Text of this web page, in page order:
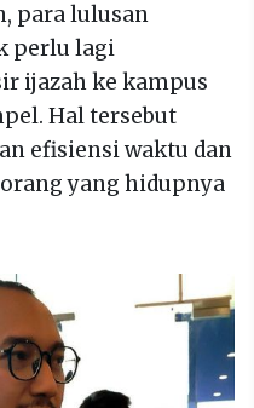
para lulusan
perlu lagi
ijazah ke kampus
Hal tersebut
efisiensi waktu dan
yang hidupnya